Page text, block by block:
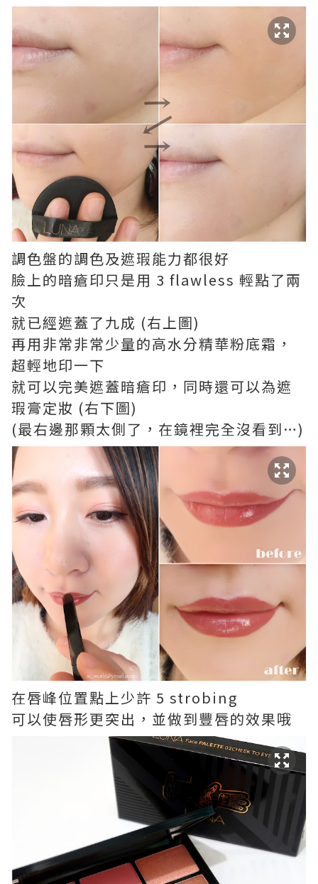
調色盤的調色及遮瑕能力都很好
臉上的暗瘡印只是用 3 flawless 輕點了兩
次
就已經遮蓋了九成 (右上圖)
再用非常非常少量的高水分精華粉底霜，
超輕地印一下
就可以完美遮蓋暗瘡印，同時還可以為遮
瑕膏定妝 (右下圖)
(最右邊那顆太側了，在鏡裡完全沒看到…)
在唇峰位置點上少許 5 strobing
可以使唇形更突出，並做到豐唇的效果哦